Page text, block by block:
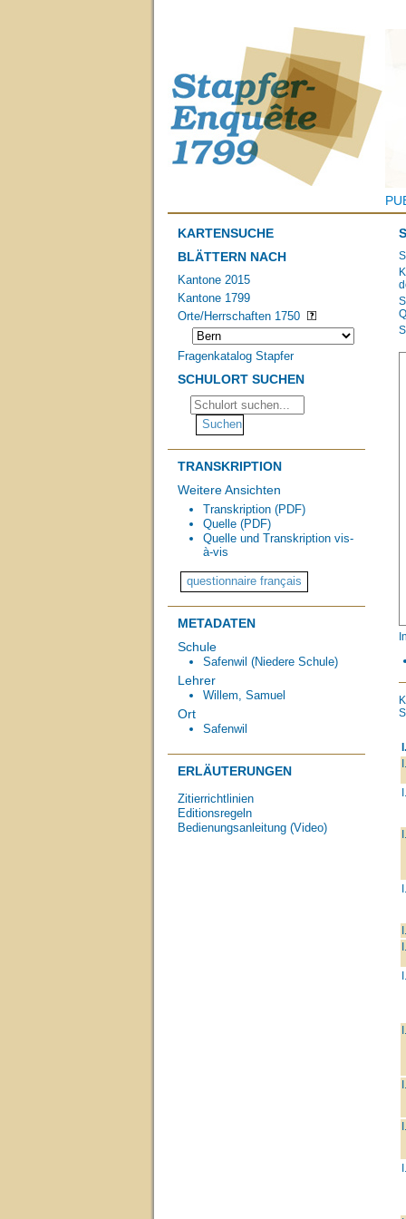
KARTENSUCHE
BLÄTTERN NACH
Kantone 2015
Kantone 1799
Orte/Herrschaften 1750
Fragenkatalog Stapfer
SCHULORT SUCHEN
TRANSKRIPTION
Weitere Ansichten
Transkription (PDF)
Quelle (PDF)
Quelle und Transkription vis-
à-vis
METADATEN
Schule
Safenwil (Niedere Schule)
Lehrer
Willem, Samuel
Ort
Safenwil
ERLÄUTERUNGEN
Zitierrichtlinien
Editionsregeln
Bedienungsanleitung (Video)